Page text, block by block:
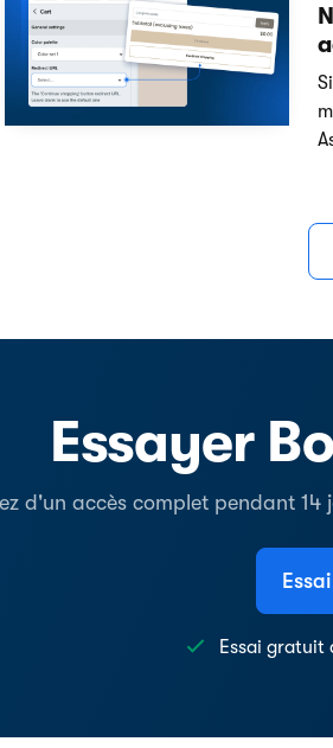
Essayer
d'un accès complet pendant
Essai gratuit